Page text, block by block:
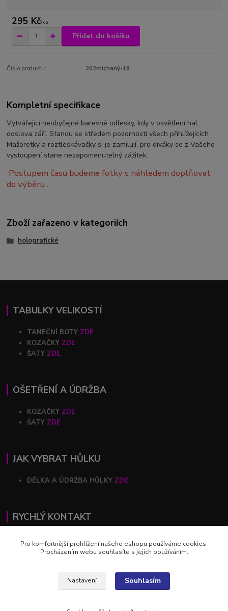
295 Kč/ks
Přidat do košíku
Číslo produktu: 202míchaný-18
Kompletní specifikace
Vytvářející neobyčejné barevné odlesky, kdy v osvětlení hal
doslova září. Stanou se středem pozornosti všech přihlížejících.
Mažoretky a roztleskávačky si je zamilují, pro diváky se z Vašeho
vystoupení stane nezapomenutelný zážitek.
Postupem času budeme fotky s náhledem doplňovat
do výběru .
Zboží zařazeno v kategoriích
holografické
TABULKY VELIKOSTÍ
TANEČNÍ BOTY ZDE
KOZAČKY ZDE
ŠATY ZDE
OŠETŘENÍ A ÚDRŽBA
KOZAČKY ZDE
ŠATY ZDE
JAK VYBRAT HŮLKU
DÉLKA A ÚDRŽBA HŮLKY ZDE
RYCHLÝ KONTAKT
+420 602 446 844
Pro komfortnější prohlížení našeho eshopu používáme cookies.
Procházením webu souhlasíte s jejich používáním.
Nastavení Souhlasím